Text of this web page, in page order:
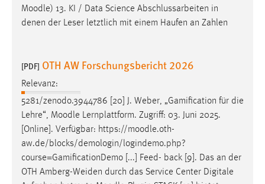
Moodle) 13. KI / Data Science Abschlussarbeiten in
denen der Leser letztlich mit einem Haufen an Zahlen
[PDF] OTH AW Forschungsbericht 2026
Relevanz:
5281/zenodo.3944786 [20] J. Weber, „Gamification für die
Lehre“, Moodle Lernplattform. Zugriff: 03. Juni 2025.
[Online]. Verfügbar: https://moodle.oth-
aw.de/blocks/demologin/logindemo.php?
course=GamificationDemo [...] Feed- back [9]. Das an der
OTH Amberg-Weiden durch das Service Center Digitale